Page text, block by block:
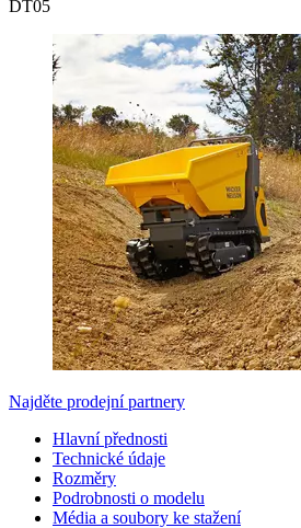
DT05
Najděte prodejní partnery
Hlavní přednosti
Technické údaje
Rozměry
Podrobnosti o modelu
Média a soubory ke stažení